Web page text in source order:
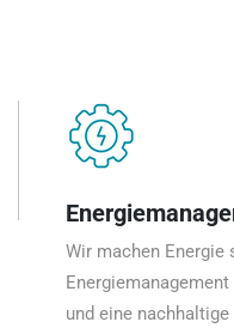
Wir machen
und eine